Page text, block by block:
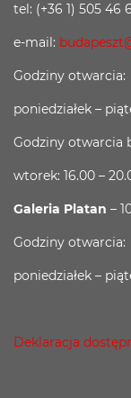
tel: (+36 1) 505 46
e-mail:
Godziny otwarcia:
poniedziałek –
Godziny otwarcia
wtorek: 16.00 –
Galeria Platan –
Godziny otwarcia:
poniedziałek –
Deklaracja